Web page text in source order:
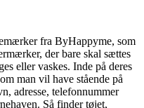
fra ByHappyme, som
der bare skal sættes
eller vaskes. Inde på deres
man vil have stående på
adresse, telefonnummer
Så finder tøjet,